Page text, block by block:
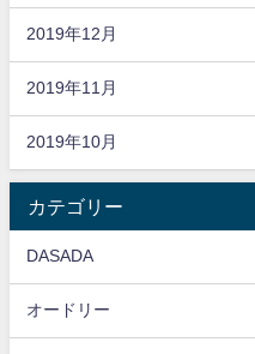
2019年12月
2019年11月
2019年10月
カテゴリー
DASADA
オードリー